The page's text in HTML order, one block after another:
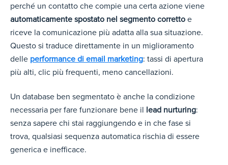
perché un contatto che compie una certa azione viene
automaticamente spostato nel segmento corretto e
riceve la comunicazione più adatta alla sua situazione.
Questo si traduce direttamente in un miglioramento
delle performance di email marketing: tassi di apertura
più alti, clic più frequenti, meno cancellazioni.
Un database ben segmentato è anche la condizione
necessaria per fare funzionare bene il lead nurturing:
senza sapere chi stai raggiungendo e in che fase si
trova, qualsiasi sequenza automatica rischia di essere
generica e inefficace.